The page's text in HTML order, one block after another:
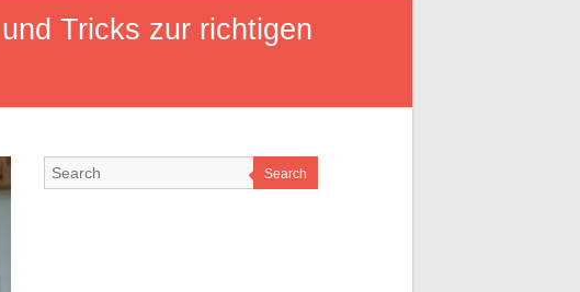
Tricks zur richtigen
Search